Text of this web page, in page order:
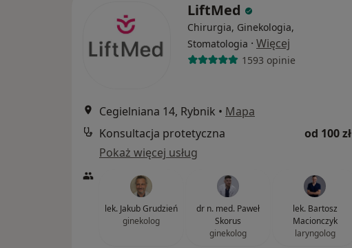
LiftMed
Chirurgia, Ginekologia,
Stomatologia · Więcej
1593 opinie
Cegielniana 14, Rybnik • Mapa
Konsultacja protetyczna
od 100 zł
Pokaż więcej usług
lek. Jakub Grudzień
ginekolog
dr n. med. Paweł
Skorus
ginekolog
lek. Bartosz
Macionczyk
laryngolog